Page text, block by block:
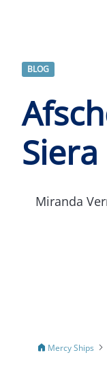
BLOG
Miranda
Mercy Ships